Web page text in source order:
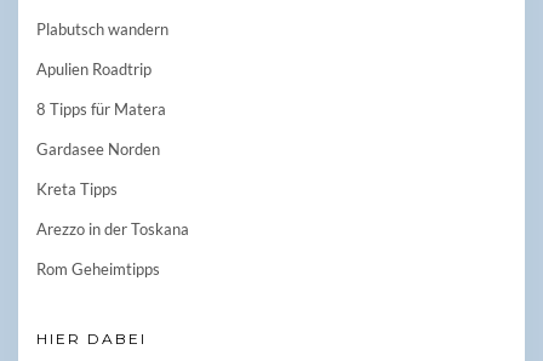
Plabutsch wandern
Apulien Roadtrip
8 Tipps für Matera
Gardasee Norden
Kreta Tipps
Arezzo in der Toskana
Rom Geheimtipps
HIER DABEI